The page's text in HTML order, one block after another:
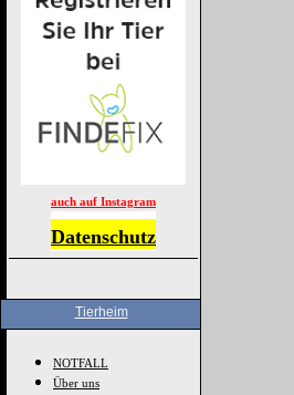
auch auf Instagram
Datenschutz
Tierheim
NOTFALL
Über uns